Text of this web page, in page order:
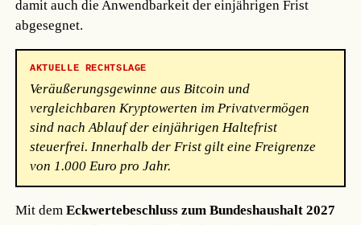
damit auch die Anwendbarkeit der einjährigen Frist
abgesegnet.
AKTUELLE RECHTSLAGE
Veräußerungsgewinne aus Bitcoin und
vergleichbaren Kryptowerten im Privatvermögen
sind nach Ablauf der einjährigen Haltefrist
steuerfrei. Innerhalb der Frist gilt eine Freigrenze
von 1.000 Euro pro Jahr.
Mit demEckwertebeschluss zum Bundeshaushalt 2027